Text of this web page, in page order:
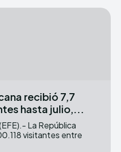
recibió 7,7
hasta julio,...
La República
visitantes entre